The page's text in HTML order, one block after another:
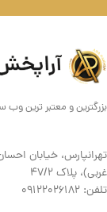
بزرگترین و معتبر ترین
تهرانپارس، خیابان
غربی)، پلاک ۴۷/۲
تلفن: 09122026182